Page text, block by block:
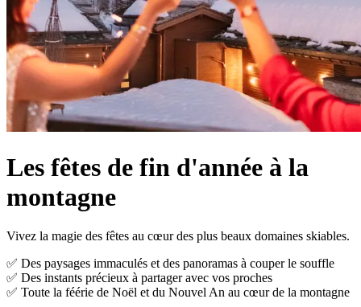
Les fêtes de fin d'année à la
montagne
Vivez la magie des fêtes au cœur des plus beaux domaines skiables.
✅ Des paysages immaculés et des panoramas à couper le souffle
✅ Des instants précieux à partager avec vos proches
✅ Toute la féérie de Noël et du Nouvel An au cœur de la montagne